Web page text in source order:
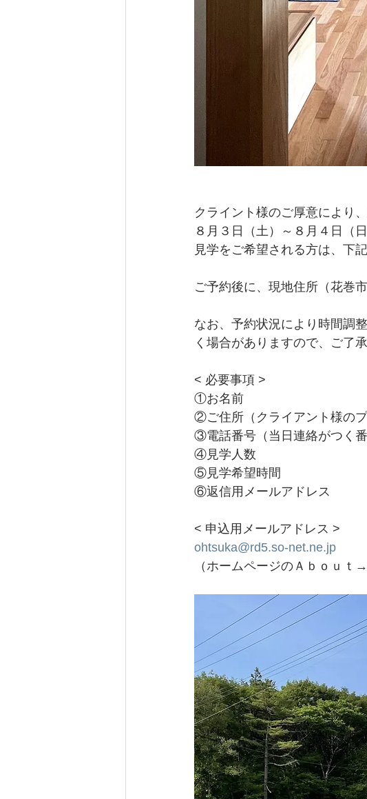
クライント様のご厚意により
８月３日（土）～８月４日（
見学をご希望される方は、下
ご予約後に、現地住所（花巻
なお、予約状況により時間調
く場合がありますので、ご了承
< 必要事項 >
①お名前
②ご住所（クライアント様の
③電話番号（当日連絡がつく番
④見学人数
⑤見学希望時間
⑥返信用メールアドレス
< 申込用メールアドレス >
ohtsuka@rd5.so-net.ne.jp
（ホームページのＡｂｏｕｔ